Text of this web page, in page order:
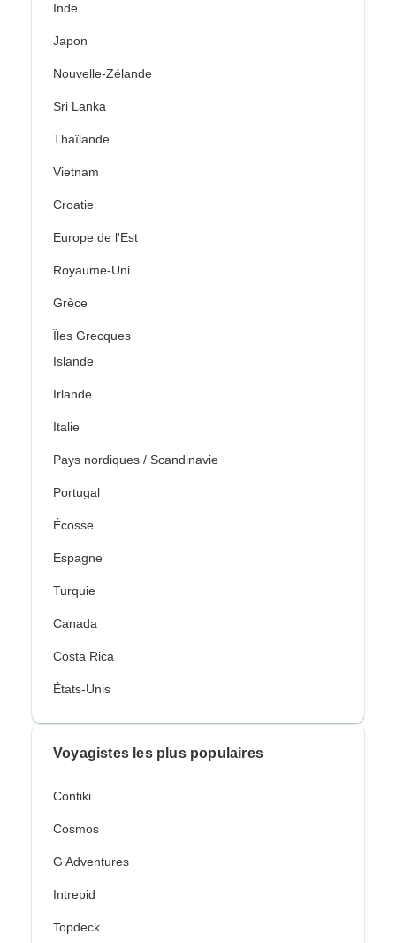
Inde
Japon
Nouvelle-Zélande
Sri Lanka
Thaïlande
Vietnam
Croatie
Europe de l'Est
Royaume-Uni
Grèce
Îles Grecques
Islande
Irlande
Italie
Pays nordiques / Scandinavie
Portugal
Écosse
Espagne
Turquie
Canada
Costa Rica
États-Unis
Voyagistes les plus populaires
Contiki
Cosmos
G Adventures
Intrepid
Topdeck